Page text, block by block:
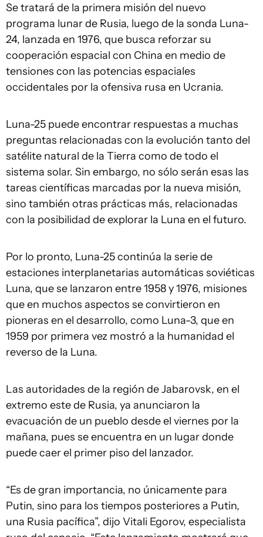
Se tratará de la primera misión del nuevo
programa lunar de Rusia, luego de la sonda Luna-
24, lanzada en 1976, que busca reforzar su
cooperación espacial con China en medio de
tensiones con las potencias espaciales
occidentales por la ofensiva rusa en Ucrania.
Luna-25 puede encontrar respuestas a muchas
preguntas relacionadas con la evolución tanto del
satélite natural de la Tierra como de todo el
sistema solar. Sin embargo, no sólo serán esas las
tareas científicas marcadas por la nueva misión,
sino también otras prácticas más, relacionadas
con la posibilidad de explorar la Luna en el futuro.
Por lo pronto, Luna-25 continúa la serie de
estaciones interplanetarias automáticas soviéticas
Luna, que se lanzaron entre 1958 y 1976, misiones
que en muchos aspectos se convirtieron en
pioneras en el desarrollo, como Luna-3, que en
1959 por primera vez mostró a la humanidad el
reverso de la Luna.
Las autoridades de la región de Jabarovsk, en el
extremo este de Rusia, ya anunciaron la
evacuación de un pueblo desde el viernes por la
mañana, pues se encuentra en un lugar donde
puede caer el primer piso del lanzador.
“Es de gran importancia, no únicamente para
Putin, sino para los tiempos posteriores a Putin,
una Rusia pacífica”, dijo Vitali Egorov, especialista